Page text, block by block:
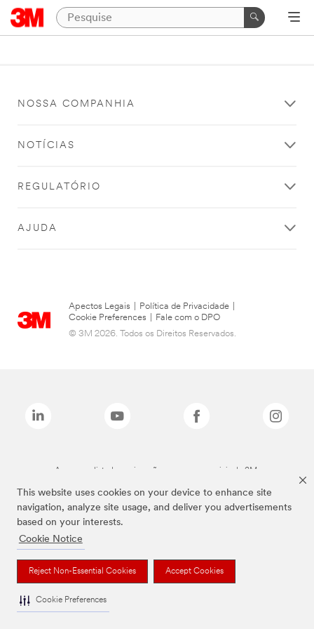
This website uses cookies on your device to enhance site
navigation, analyze site usage, and deliver you advertisements
based on your interests.
Cookie Notice
Reject Non-Essential Cookies Accept Cookies
Cookie Preferences
NOSSA COMPANHIA
NOTÍCIAS
REGULATÓRIO
AJUDA
Apectos Legais Política de Privacidade
Cookie Preferences
Fale com o DPO
© 3M 2026. Todos os Direitos Reservados.
As marcas listadas a cima são marcas comerciais da 3M.